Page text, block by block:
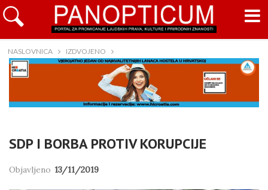
NASLOVNICA IZDVOJENO
SDP I BORBA PROTIV KORUPCIJE
Objavljeno 13/11/2019